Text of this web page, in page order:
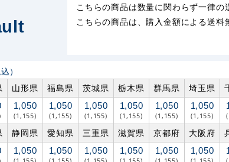
こちらの商品は数量に関わらず一律の
こちらの商品は、購入金額による送料
）
山形県 福島県 茨城県 栃木県 群馬県 埼玉県
1,050
(1,155)
1,050
(1,155)
1,050
(1,155)
1,050
(1,155)
1,050
(1,155)
1,050
(1,155)
静岡県 愛知県 三重県 滋賀県 京都府 大阪府
1,050 1,050 1,050 1,050 1,050 1,050